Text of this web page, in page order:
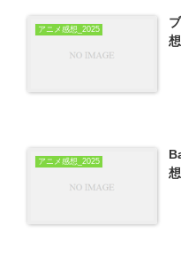
アニメ感想_2025
想
アニメ感想_2025
想